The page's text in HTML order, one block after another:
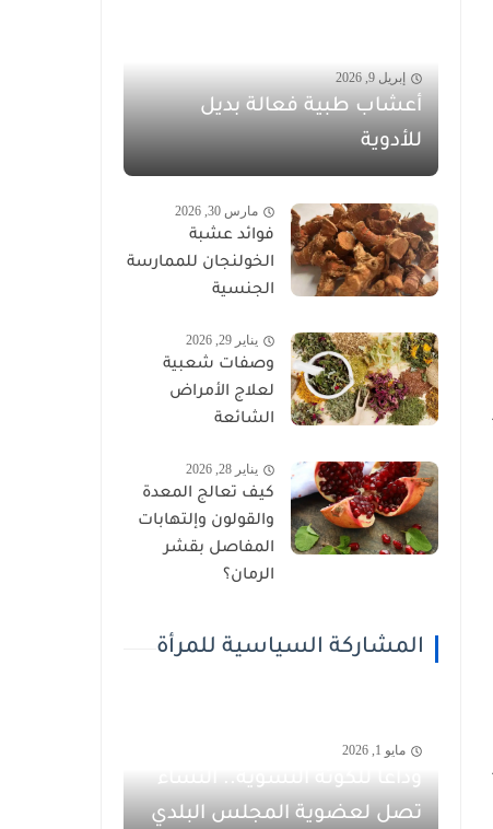
إبريل 9, 2026
أعشاب طبية فعالة بديل
للأدوية
مارس 30, 2026
فوائد عشبة
الخولنجان للممارسة
الجنسية
يناير 29, 2026
وصفات شعبية
لعلاج الأمراض
الشائعة
يناير 28, 2026
كيف تعالج المعدة
والقولون وإلتهابات
المفاصل بقشر
الرمان؟
المشاركة السياسية للمرأة
مايو 1, 2026
وداعاً للكوتة النسوية.. النساء
تصل لعضوية المجلس البلدي